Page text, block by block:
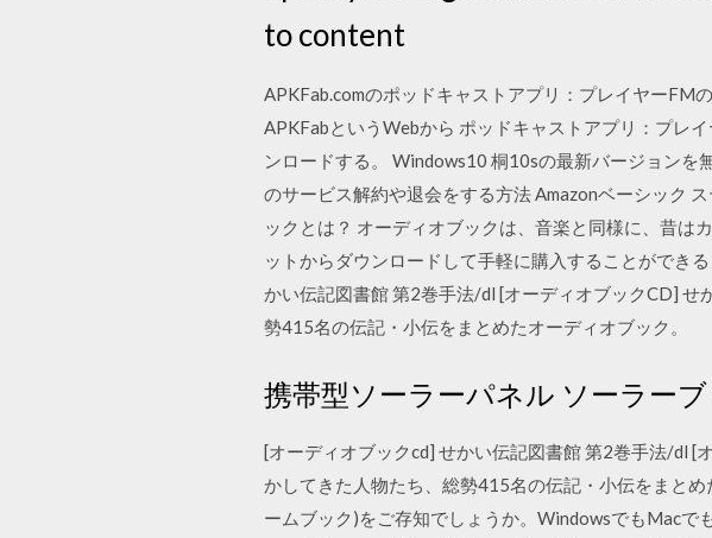
to content
APKFab.comのポッドキャストアプリ：プレイヤーFM
APKFabというWebから ポッドキャストアプリ：プレ
ンロードする。 Windows10 桐10sの最新バージョン
のサービス解約や退会をする方法 Amazonベーシック
ックとは？ オーディオブックは、音楽と同様に、昔は
ットからダウンロードして手軽に購入することができ
かい伝記図書館 第2巻手法/dl [オーディオブックCD]
勢415名の伝記・小伝をまとめたオーディオブック。
携帯型ソーラーパネル ソーラー
[オーディオブックcd] せかい伝記図書館 第2巻手法/dl [
かしてきた人物たち、総勢415名の伝記・小伝をまと
ームブック)をご存知でしょうか。WindowsでもMacで